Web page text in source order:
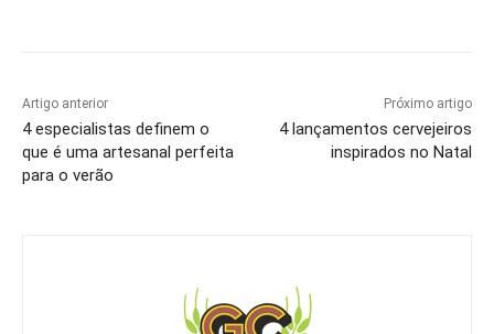
Artigo anterior
4 especialistas definem o
que é uma artesanal perfeita
para o verão
Próximo artigo
4 lançamentos cervejeiros
inspirados no Natal